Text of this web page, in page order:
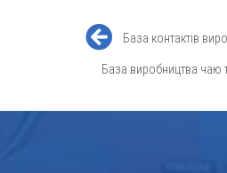
База контактів
База виробництва чаю